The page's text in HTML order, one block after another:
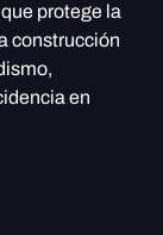
protege la
construcción
en